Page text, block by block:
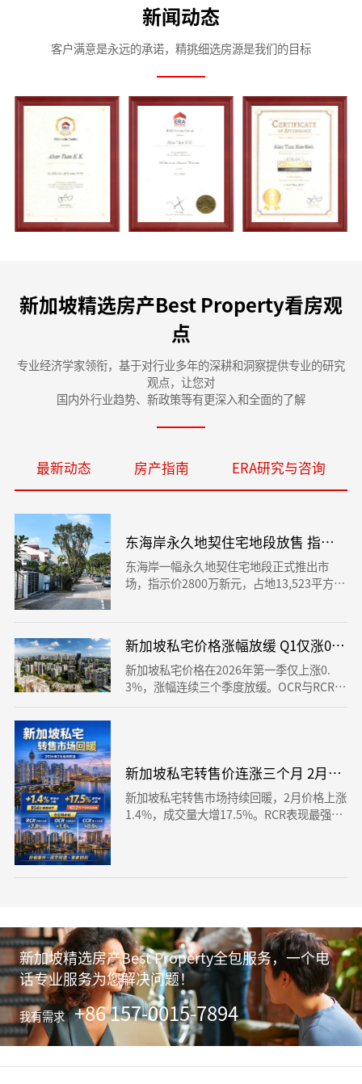
新闻动态
客户满意是永远的承诺，精挑细选房源是我们的目标
新加坡精选房产Best Property看房观
点
专业经济学家领衔，基于对行业多年的深耕和洞察提供专业的研究
观点，让您对
国内外行业趋势、新政策等有更深入和全面的了解
最新动态 房产指南 ERA研究与咨询
东海岸永久地契住宅地段放售 指示价
东海岸一幅永久地契住宅地段正式推出市
场，指示价2800万新元，占地13,523平方英
lap MRT，吸引高净值人士及开发商关注。
新加坡私宅价格涨幅放缓 Q1仅涨0.3%
新加坡私宅价格在2026年第一季仅上涨0.
3%，涨幅连续三个季度放缓。OCR与RCR仍
稳健增长，CCR开始回稳，市场进入理性阶
新加坡私宅转售价连涨三个月 2月上涨
新加坡私宅转售市场持续回暖，2月价格上涨
1.4%，成交量大增17.5%。RCR表现最强，
新加坡精选房产Best Property全包服务，一个电
话专业服务为您解决问题！
我有需求 +86 157-0015-7894